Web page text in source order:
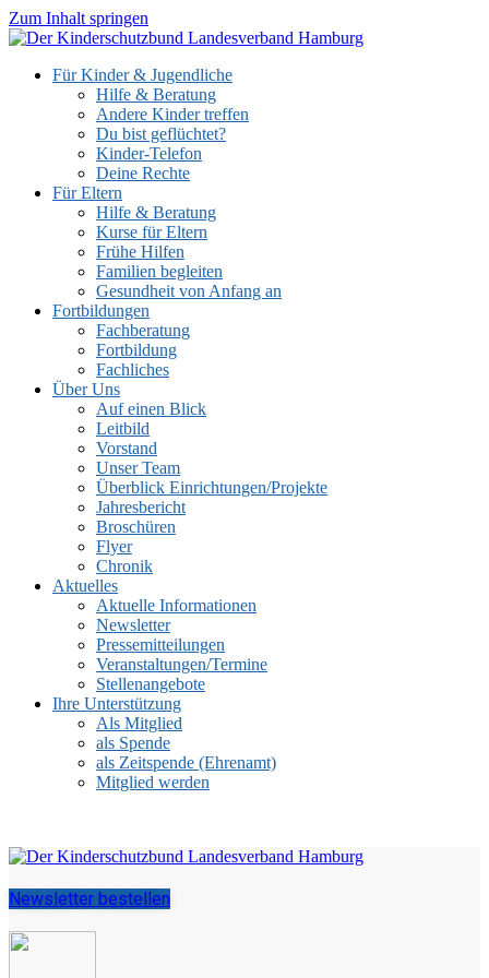
Zum Inhalt springen
Für Kinder & Jugendliche
Hilfe & Beratung
Andere Kinder treffen
Du bist geflüchtet?
Kinder-Telefon
Deine Rechte
Für Eltern
Hilfe & Beratung
Kurse für Eltern
Frühe Hilfen
Familien begleiten
Gesundheit von Anfang an
Fortbildungen
Fachberatung
Fortbildung
Fachliches
Über Uns
Auf einen Blick
Leitbild
Vorstand
Unser Team
Überblick Einrichtungen/Projekte
Jahresbericht
Broschüren
Flyer
Chronik
Aktuelles
Aktuelle Informationen
Newsletter
Pressemitteilungen
Veranstaltungen/Termine
Stellenangebote
Ihre Unterstützung
Als Mitglied
als Spende
als Zeitspende (Ehrenamt)
Mitglied werden
Newsletter bestellen